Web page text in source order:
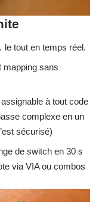
tout en temps réel.
mapping sans
à tout code
complexe en un
sécurisé)
de switch en 30 s
via VIA ou combos